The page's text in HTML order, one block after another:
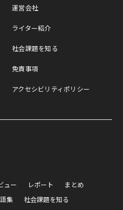
運営会社
ライター紹介
社会課題を知る
免責事項
アクセシビリティポリシー
ュー レポート
まとめ
集 社会課題を知る